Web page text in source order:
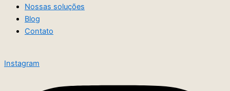
Nossas soluções
Blog
Contato
Instagram